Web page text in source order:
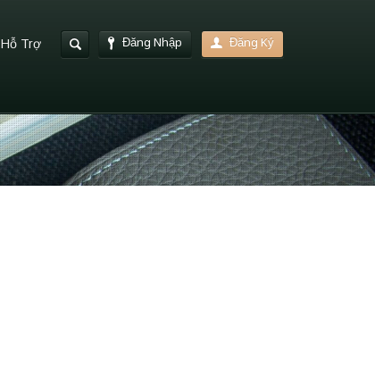
Đăng Nhập Đăng Ký
Hỗ Trợ